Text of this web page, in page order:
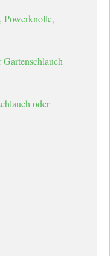
Powerknolle,
oder